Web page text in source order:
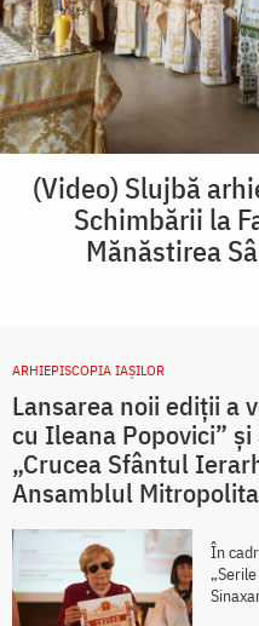
(Video) Slujbă
Schimbării la
Mănăstirea
ARHIEPISCOPIA IAŞILOR
Lansarea noii ediții a
cu Ileana Popovici”
„Crucea Sfântul
Ansamblul
În